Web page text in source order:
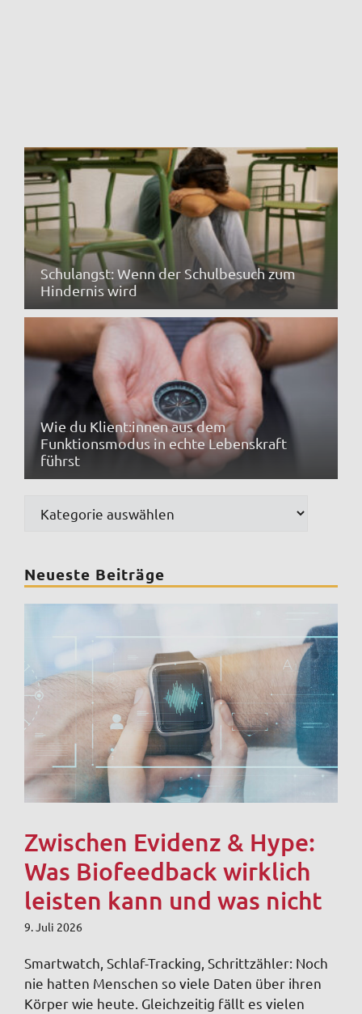
Schulangst: Wenn der Schulbesuch zum
Hindernis wird
Wie du Klient:innen aus dem
Funktionsmodus in echte Lebenskraft
führst
Neueste Beiträge
Zwischen Evidenz & Hype:
Was Biofeedback wirklich
leisten kann und was nicht
9. Juli 2026
Smartwatch, Schlaf-Tracking, Schrittzähler: Noch
nie hatten Menschen so viele Daten über ihren
Körper wie heute. Gleichzeitig fällt es vielen